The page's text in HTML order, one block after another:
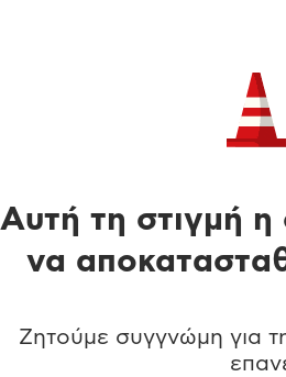
Αυτή τη στιγμή
να
Ζητούμε συγγνώμη για